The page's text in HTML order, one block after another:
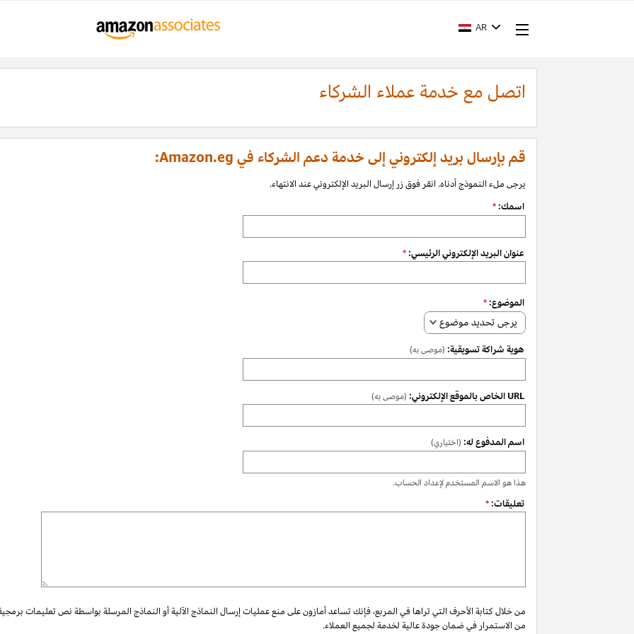
AR
اتصل مع خدمة عملاء الشركاء
قم بإرسال بريد إلكتروني إلى خدمة دعم الشركاء في Amazon.eg:
يرجى ملء النموذج أدناه. انقر فوق زر إرسال البريد الإلكتروني عند الانتهاء.
اسمك:*
عنوان البريد الإلكتروني الرئيسي:*
الموضوع:*
يرجى تحديد موضوع
هوية شراكة تسويقية: (موصى به)
URL الخاص بالموقع الإلكتروني: (موصى به)
اسم المدفوع له: (اختياري)
هذا هو الاسم المستخدم لإعداد الحساب.
تعليقات:*
من خلال كتابة الأحرف التي تراها في المربع، فإنك تساعد أمازون على منع عمليات إرسال النماذج الآلية أو النماذج المرسلة بواسطة نص تعليمات
من الاستمرار في ضمان جودة عالية لخدمة لجميع العملاء.